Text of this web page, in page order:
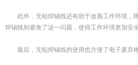
此外，无铅焊锡线还有助于改善工作环境，降
焊锡线则避免了这一问题，使得工作环境更加安
最后，无铅焊锡线的使用也方便了电子废弃物